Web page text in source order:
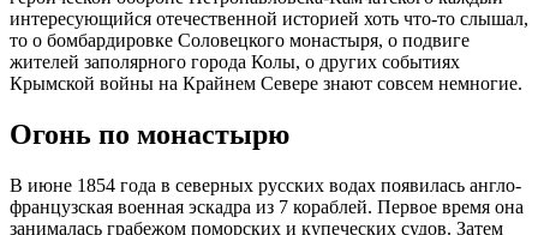
интересующийся отечественной историей хоть что-то слышал,
то о бомбардировке Соловецкого монастыря, о подвиге
жителей заполярного города Колы, о других событиях
Крымской войны на Крайнем Севере знают совсем немногие.
Огонь по монастырю
В июне 1854 года в северных русских водах появилась англо-
французская военная эскадра из 7 кораблей. Первое время она
занималась грабежом поморских и купеческих судов. Затем